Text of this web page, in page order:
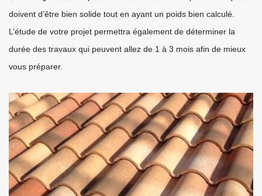
doivent d’être bien solide tout en ayant un poids bien calculé.
L’étude de votre projet permettra également de déterminer la
durée des travaux qui peuvent allez de 1 à 3 mois afin de mieux
vous préparer.